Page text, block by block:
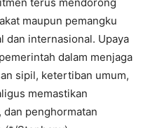
maupun pemangku
dan internasional. Upaya
dalam menjaga
sipil, ketertiban umum,
memastikan
penghormatan